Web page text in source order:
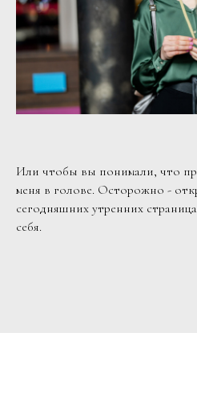
Или чтобы вы понимали, что
меня в голове. Осторожно -
сегодняшних утренних
себя.